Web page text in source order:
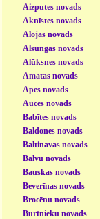
Aizputes novads
Aknīstes novads
Alojas novads
Alsungas novads
Alūksnes novads
Amatas novads
Apes novads
Auces novads
Babītes novads
Baldones novads
Baltinavas novads
Balvu novads
Bauskas novads
Beverīnas novads
Brocēnu novads
Burtnieku novads